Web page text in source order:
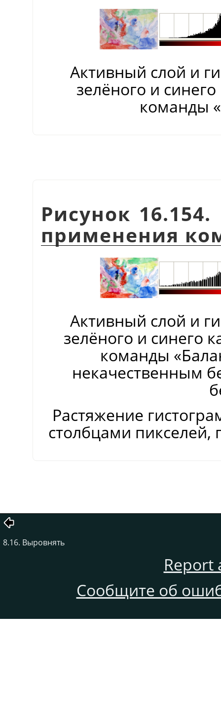
Активный слой и
зелёного и
команды «
Рисунок
применения
Активный слой и
зелёного и синего
команды «
некачественным
Растяжение
столбцами пикселей,
8.16. Выровнять
Report
Сообщите об